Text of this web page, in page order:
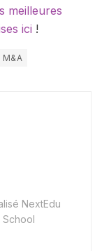
meilleures
ici !
M&A
NextEdu
School